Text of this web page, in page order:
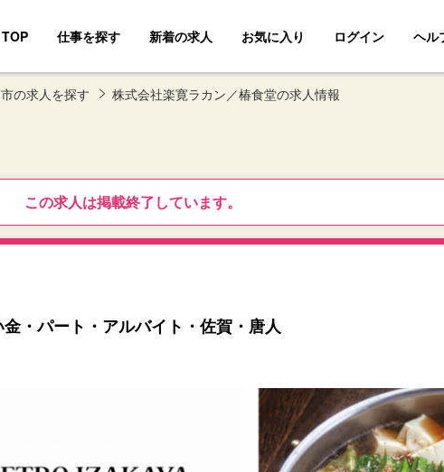
TOP 仕事を探す 新着の求人 お気に入り ログイン ヘル
の求人を探す 株式会社楽寛ラカン／椿食堂の求人情報
この求人は掲載終了しています。
・パート・アルバイト・佐賀・唐人